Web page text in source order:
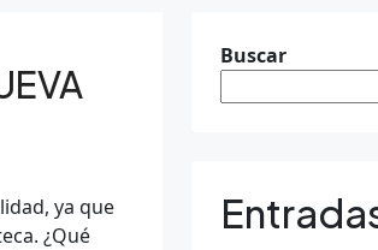
ya que
¿Qué
Buscar